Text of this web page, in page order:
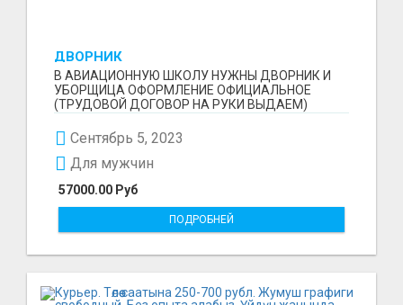
ДВОРНИК
В АВИАЦИОННУЮ ШКОЛУ НУЖНЫ ДВОРНИК И
УБОРЩИЦА ОФОРМЛЕНИЕ ОФИЦИАЛЬНОЕ
(ТРУДОВОЙ ДОГОВОР НА РУКИ ВЫДАЕМ)
Сентябрь 5, 2023
57000.00 Руб
Для мужчин
ПОДРОБНЕЙ